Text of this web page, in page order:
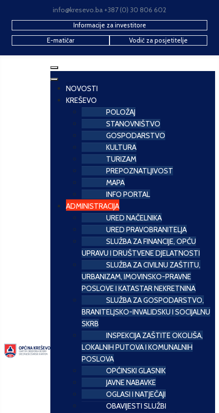
info@kresevo.ba +387 (0) 30 806 602
Informacije za investitore
E-matičar
Vodič za posjetitelje
NOVOSTI
KREŠEVO
POLOŽAJ
STANOVNIŠTVO
GOSPODARSTVO
KULTURA
TURIZAM
PREPOZNATLJIVOST
MAPA
INFO PORTAL
ADMINISTRACIJA
URED NAČELNIKA
URED PRAVOBRANITELJA
SLUŽBA ZA FINANCIJE, OPĆU
UPRAVU I DRUŠTVENE DJELATNOSTI
SLUŽBA ZA CIVILNU ZAŠTITU,
URBANIZAM, IMOVINSKO-PRAVNE
POSLOVE I KATASTAR NEKRETNINA
SLUŽBA ZA GOSPODARSTVO,
BRANITELJSKO-INVALIDSKU I SOCIJALNU
SKRB
INSPEKCIJA ZAŠTITE OKOLIŠA,
LOKALNIH PUTOVA I KOMUNALNIH
POSLOVA
OPĆINSKI GLASNIK
JAVNE NABAVKE
OGLASI I NATJEČAJI
OBAVIJESTI SLUŽBI